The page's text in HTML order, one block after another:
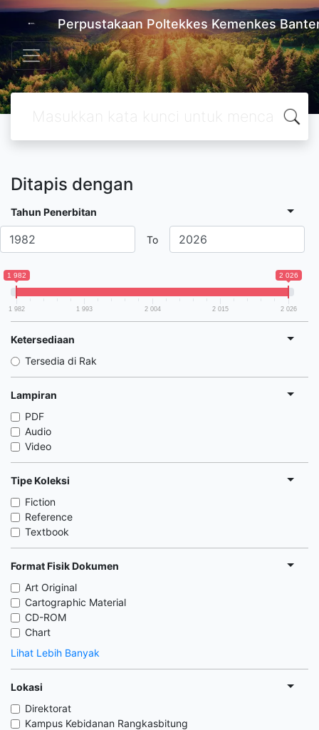
Perpustakaan Poltekkes Kemenkes
Ditapis dengan
Tahun Penerbitan
To
1 982 2 026
1 982 1 993 2 004 2 015 2 026
Ketersediaan
Tersedia di Rak
Lampiran
PDF
Audio
Video
Tipe Koleksi
Fiction
Reference
Textbook
Format Fisik Dokumen
Art Original
Cartographic Material
CD-ROM
Chart
Lihat Lebih Banyak
Lokasi
Direktorat
Kampus Kebidanan Rangkasbitung